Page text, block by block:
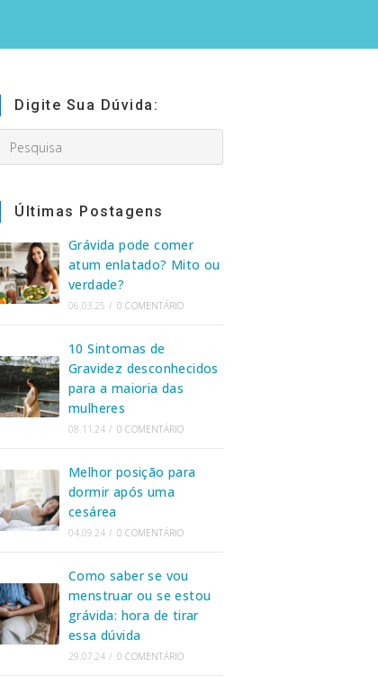
Digite Sua Dúvida:
this
Últimas Postagens
Grávida pode comer
atum enlatado? Mito ou
verdade?
06.03.25 / 0 COMENTÁRIO
10 Sintomas de
Gravidez desconhecidos
para a maioria das
mulheres
08.11.24 / 0 COMENTÁRIO
Melhor posição para
dormir após uma
cesárea
04.09.24 / 0 COMENTÁRIO
Como saber se vou
menstruar ou se estou
grávida: hora de tirar
essa dúvida
29.07.24 / 0 COMENTÁRIO